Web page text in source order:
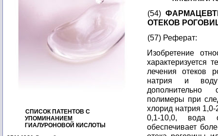
СПИСОК ПАТЕНТОВ С
УПОМИНАНИЕМ
ГИАЛУРОНОВОЙ КИСЛОТЫ
(54)
ОТЕКОВ
(57) Реферат:
Изобретение
характеризуется
лечения отеков
натрия и воду
дополнительно
полимеры при
хлорид натрия
0,1-10,0, вода
обеспечивает